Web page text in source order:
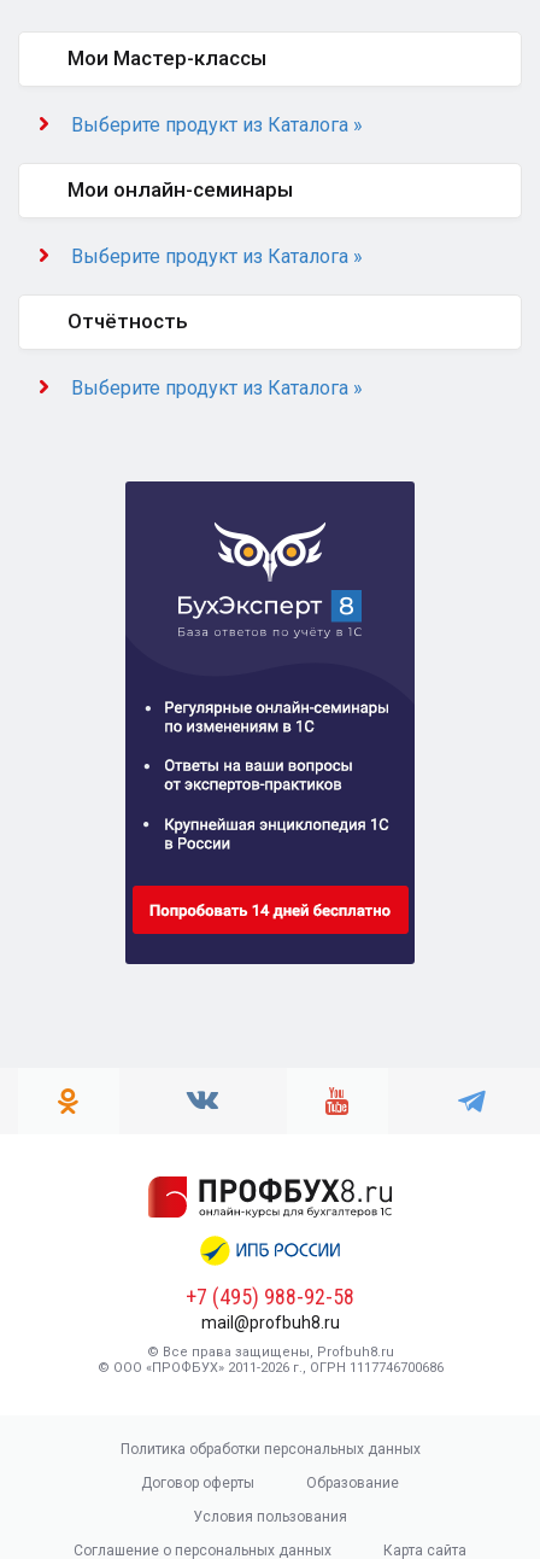
Мои Мастер-классы
Выберите продукт из Каталога »
Мои онлайн-семинары
Выберите продукт из Каталога »
Отчётность
Выберите продукт из Каталога »
+7 (495) 988-92-58
mail@profbuh8.ru
© Все права защищены, Profbuh8.ru
© ООО «ПРОФБУХ» 2011-2026 г., ОГРН 1117746700686
Политика обработки персональных данных
Договор оферты
Образование
Условия пользования
Соглашение о персональных данных
Карта сайта